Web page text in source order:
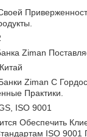
Ziman
Ziman С
Практики.
ISO 9001
Обеспечить
ISO 9001